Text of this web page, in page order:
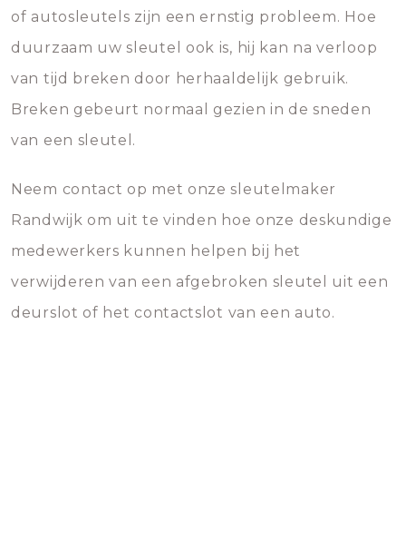
of autosleutels zijn een ernstig probleem. Hoe
duurzaam uw sleutel ook is, hij kan na verloop
van tijd breken door herhaaldelijk gebruik.
Breken gebeurt normaal gezien in de sneden
van een sleutel.
Neem contact op met onze sleutelmaker
Randwijk om uit te vinden hoe onze deskundige
medewerkers kunnen helpen bij het
verwijderen van een afgebroken sleutel uit een
deurslot of het contactslot van een auto.